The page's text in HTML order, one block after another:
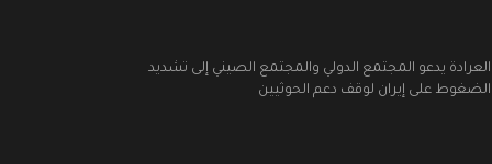
العرادة يدعو المجتمع الدولي والمجتمع الصيني إلى تشديد
الضغوط على إيران لوقف دعم الحوثيين